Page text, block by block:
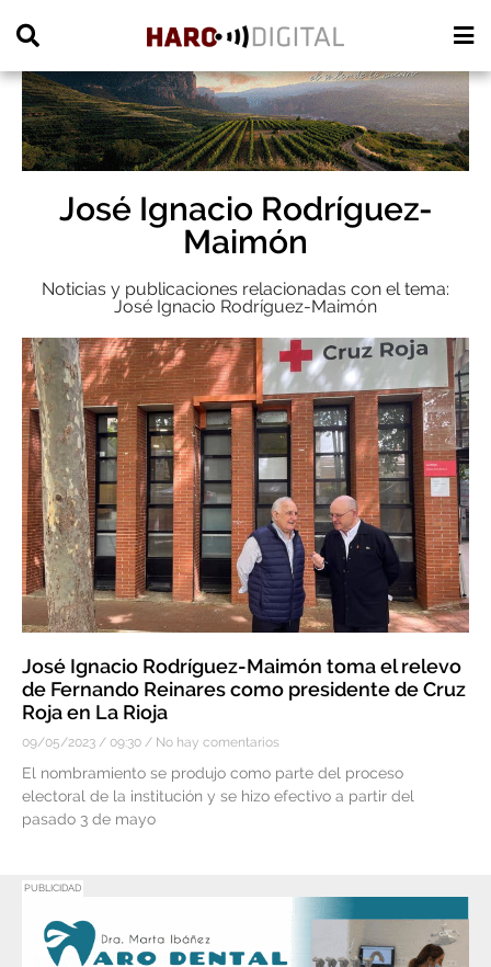
José Ignacio Rodríguez-
Maimón
Noticias y publicaciones relacionadas con el tema:
José Ignacio Rodríguez-Maimón
José Ignacio Rodríguez-Maimón toma el relevo
de Fernando Reinares como presidente de Cruz
Roja en La Rioja
09/05/2023 09:30 No hay comentarios
El nombramiento se produjo como parte del proceso
electoral de la institución y se hizo efectivo a partir del
pasado 3 de mayo
PUBLICIDAD